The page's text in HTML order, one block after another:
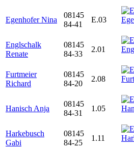
Egenhofer Nina
08145
84-41
E.03
Englschalk
Renate
08145
84-33
2.01
Furtmeier
Richard
08145
84-20
2.08
Hanisch Anja
08145
84-31
1.05
Harkebusch
Gabi
08145
84-25
1.11